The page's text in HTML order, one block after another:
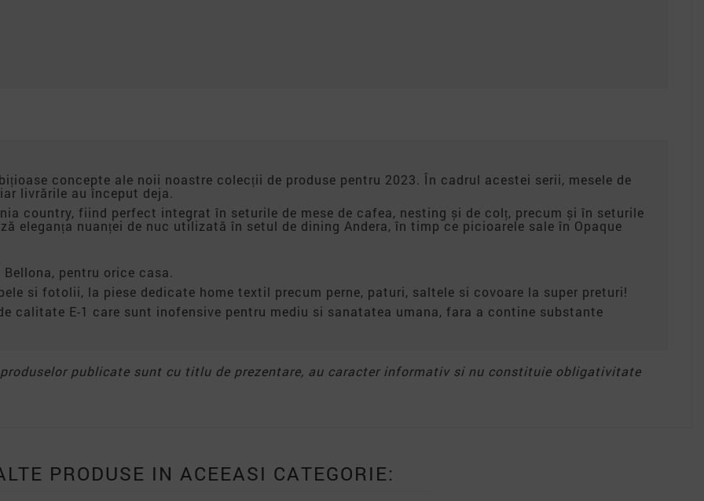
concepte ale noii noastre colecții de produse pentru 2023. În cadrul acestei serii, mesele de
livrările au început deja.
country, fiind perfect integrat în seturile de mese de cafea, nesting și de colț, precum și în seturile
eleganța nuanței de nuc utilizată în setul de dining Andera, în timp ce picioarele sale în Opaque
pentru orice casa.
si fotolii, la piese dedicate home textil precum perne, paturi, saltele si covoare la super preturi!
calitate E-1 care sunt inofensive pentru mediu si sanatatea umana, fara a contine substante
publicate sunt cu titlu de prezentare, au caracter informativ si nu constituie obligativitate
PRODUSE IN ACEEASI CATEGORIE: